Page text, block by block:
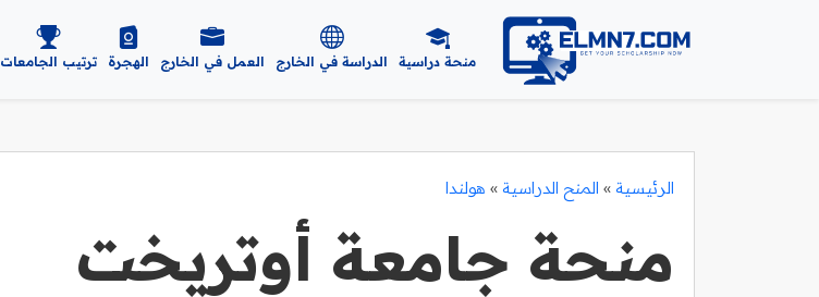
منحة دراسية الدراسة في الخارج العمل في الخارج الهجرة ترتيب الجامعات
الرئيسية » المنح الدراسية » هولندا
منحة جامعة أوتريخت